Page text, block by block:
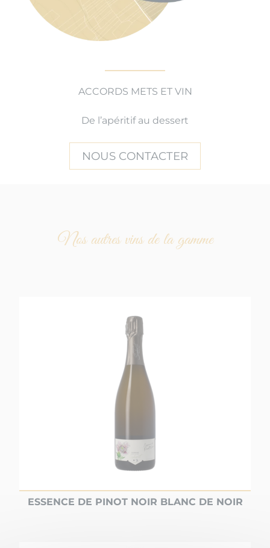
ACCORDS METS ET VIN
De l’apéritif au dessert
NOUS CONTACTER
Nos autres vins de la gamme
ESSENCE DE PINOT NOIR BLANC DE NOIR